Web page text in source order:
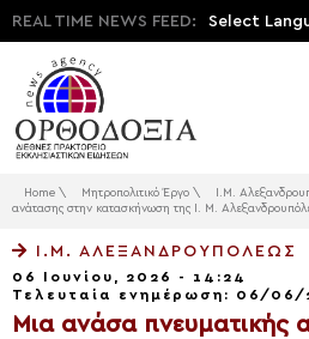
REAL TIME NEWS FEED: Select
Home \ Μητροπολιτικό Έργο \ Ι.Μ.
ανάτασης στην κατασκήνωση της Ι. Μ.
Ι.Μ. ΑΛΕΞΑΝΔΡΟΥΠΌΛΕΩΣ
06 Ιουνίου, 2026 - 14:24
Τελευταία ενημέρωση: 06/06/
Μια ανάσα πνευματικής